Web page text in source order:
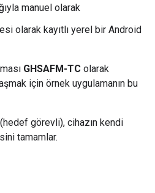
manuel olarak
olarak kayıtlı yerel bir Android
GHSAFM-TC olarak
için örnek uygulamanın bu
görevli), cihazın kendi
tamamlar.